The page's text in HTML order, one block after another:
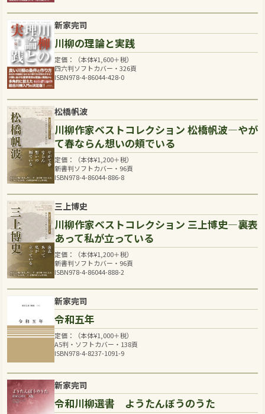
新家完司
川柳の理論と実践
定価：（本体¥1,600＋税）
四六判ソフトカバー・326頁
ISBN978-4-86044-428-0
松橋帆波
川柳作家ベストコレクション 松橋帆波―やが
て春ならん想いの頬でいる
定価：（本体¥1,200＋税）
新書判ソフトカバー・96頁
ISBN978-4-86044-886-8
三上博史
川柳作家ベストコレクション 三上博史―裏表
あって私が立っている
定価：（本体¥1,200＋税）
新書判ソフトカバー・96頁
ISBN978-4-86044-888-2
新家完司
令和五年
定価：（本体¥1,000＋税）
A5判・ソフトカバー・138頁
ISBN978-4-8237-1091-9
新家完司
令和川柳選書 ようたんぼうのうた